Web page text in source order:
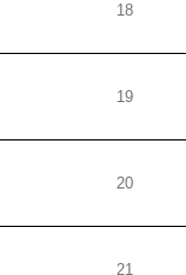
18
19
20
21